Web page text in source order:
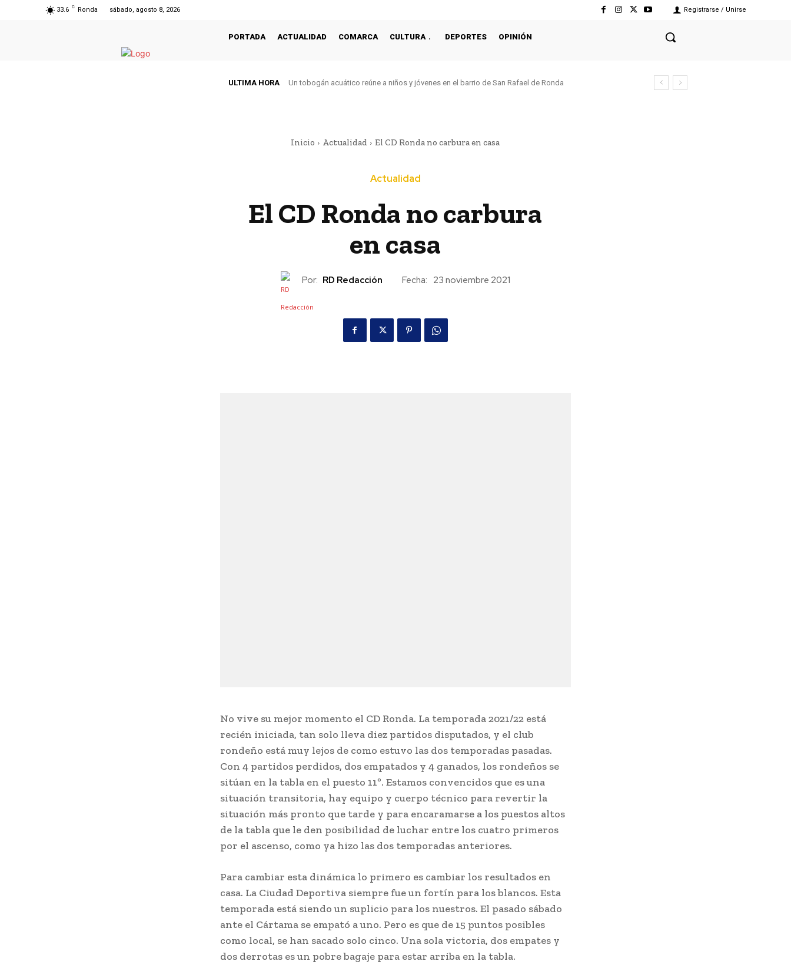
33.6 C Ronda sábado, agosto 8, 2026 Registrarse / Unirse
PORTADA ACTUALIDAD COMARCA CULTURA DEPORTES OPINIÓN
ULTIMA HORA Un tobogán acuático reúne a niños y jóvenes en el barrio de San Rafael de Ronda
Inicio Actualidad El CD Ronda no carbura en casa
Actualidad
El CD Ronda no carbura
en casa
Por: RD Redacción Fecha: 23 noviembre 2021
No vive su mejor momento el CD Ronda. La temporada 2021/22 está
recién iniciada, tan solo lleva diez partidos disputados, y el club
rondeño está muy lejos de como estuvo las dos temporadas pasadas.
Con 4 partidos perdidos, dos empatados y 4 ganados, los rondeños se
sitúan en la tabla en el puesto 11º. Estamos convencidos que es una
situación transitoria, hay equipo y cuerpo técnico para revertir la
situación más pronto que tarde y para encaramarse a los puestos altos
de la tabla que le den posibilidad de luchar entre los cuatro primeros
por el ascenso, como ya hizo las dos temporadas anteriores.
Para cambiar esta dinámica lo primero es cambiar los resultados en
casa. La Ciudad Deportiva siempre fue un fortín para los blancos. Esta
temporada está siendo un suplicio para los nuestros. El pasado sábado
ante el Cártama se empató a uno. Pero es que de 15 puntos posibles
como local, se han sacado solo cinco. Una sola victoria, dos empates y
dos derrotas es un pobre bagaje para estar arriba en la tabla.